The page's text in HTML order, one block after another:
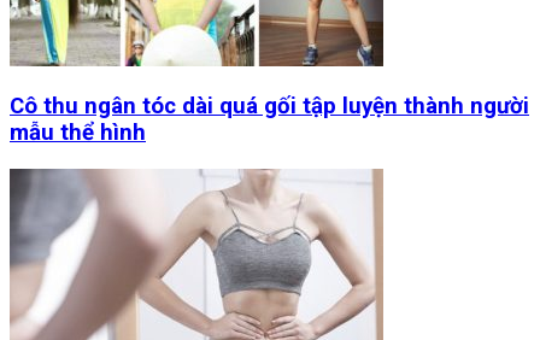
Cô thu ngân tóc dài quá gối tập luyện thành người
mẫu thể hình